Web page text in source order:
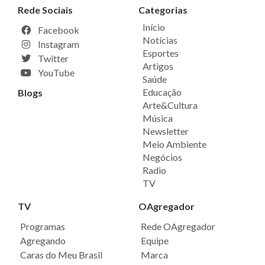
Rede Sociais
Facebook
Instagram
Twitter
YouTube
Blogs
Categorias
Início
Notícias
Esportes
Artigos
Saúde
Educação
Arte&Cultura
Música
Newsletter
Meio Ambiente
Negócios
Radio
TV
TV
Programas
Agregando
Caras do Meu Brasil
OAgregador
Rede OAgregador
Equipe
Marca